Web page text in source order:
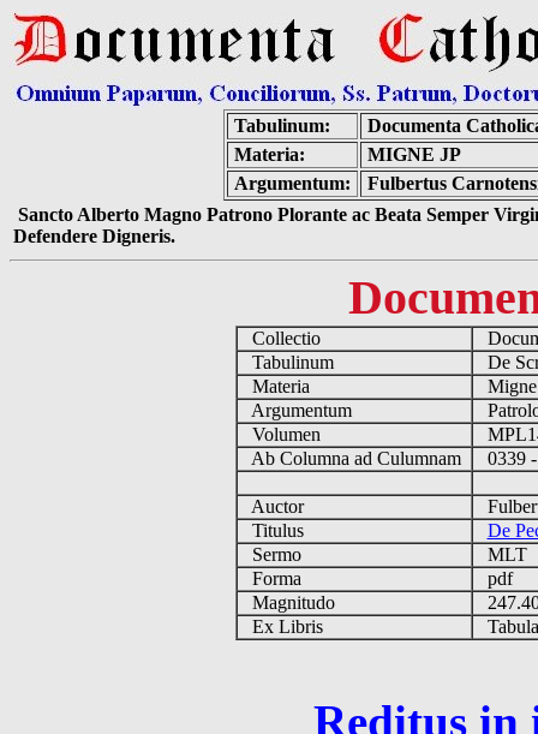
Tabulinum:
Documenta
Materia:
MIGNE JP
Argumentum:
Fulbertus
Sancto Alberto Magno Patrono Plorante ac Beata Semper
Defendere Digneris.
Collectio
Tabulinum
De
Materia
Argumentum
Volumen
Ab Columna ad Culumnam
0339
Auctor
Titulus
De
Sermo
MLT
Forma
pdf
Magnitudo
Ex Libris
Reditus in